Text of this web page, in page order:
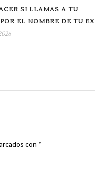
SI LLAMAS A TU
POR EL NOMBRE DE TU
con *